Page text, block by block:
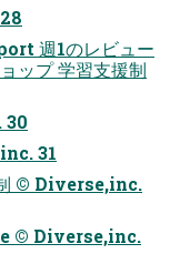
週1のレビュー
ップ 学習支援制
31
©︎ Diverse,inc.
©︎ Diverse,inc.